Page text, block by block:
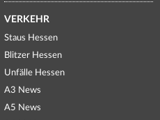
VERKEHR
Staus Hessen
Blitzer Hessen
Unfälle Hessen
A3 News
A5 News